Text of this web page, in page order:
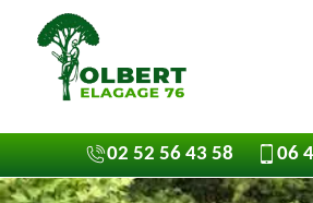
02 52 56 43 58 06